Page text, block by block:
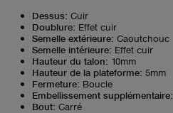
Dessus: Cuir
Doublure: Effet cuir
Semelle extérieure: Caoutchouc
Semelle intérieure: Effet cuir
Hauteur du talon: 10mm
Hauteur de la plateforme: 5mm
Fermeture: Boucle
Embellissement supplémentaire:
Bout: Carré